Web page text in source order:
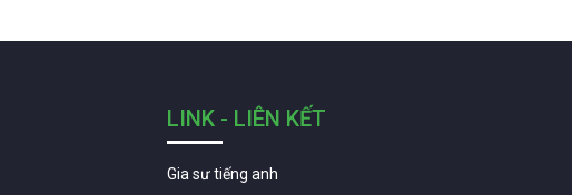
LINK - LIÊN KẾT
Gia sư tiếng anh